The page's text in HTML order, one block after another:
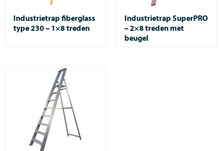
Industrietrap fiberglass
type 230 – 1×8 treden
Industrietrap SuperPRO
– 2×8 treden met
beugel